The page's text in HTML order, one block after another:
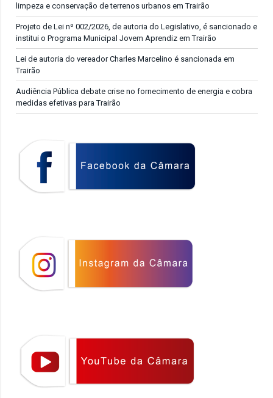
limpeza e conservação de terrenos urbanos em Trairão
Projeto de Lei nº 002/2026, de autoria do Legislativo, é sancionado e
institui o Programa Municipal Jovem Aprendiz em Trairão
Lei de autoria do vereador Charles Marcelino é sancionada em
Trairão
Audiência Pública debate crise no fornecimento de energia e cobra
medidas efetivas para Trairão